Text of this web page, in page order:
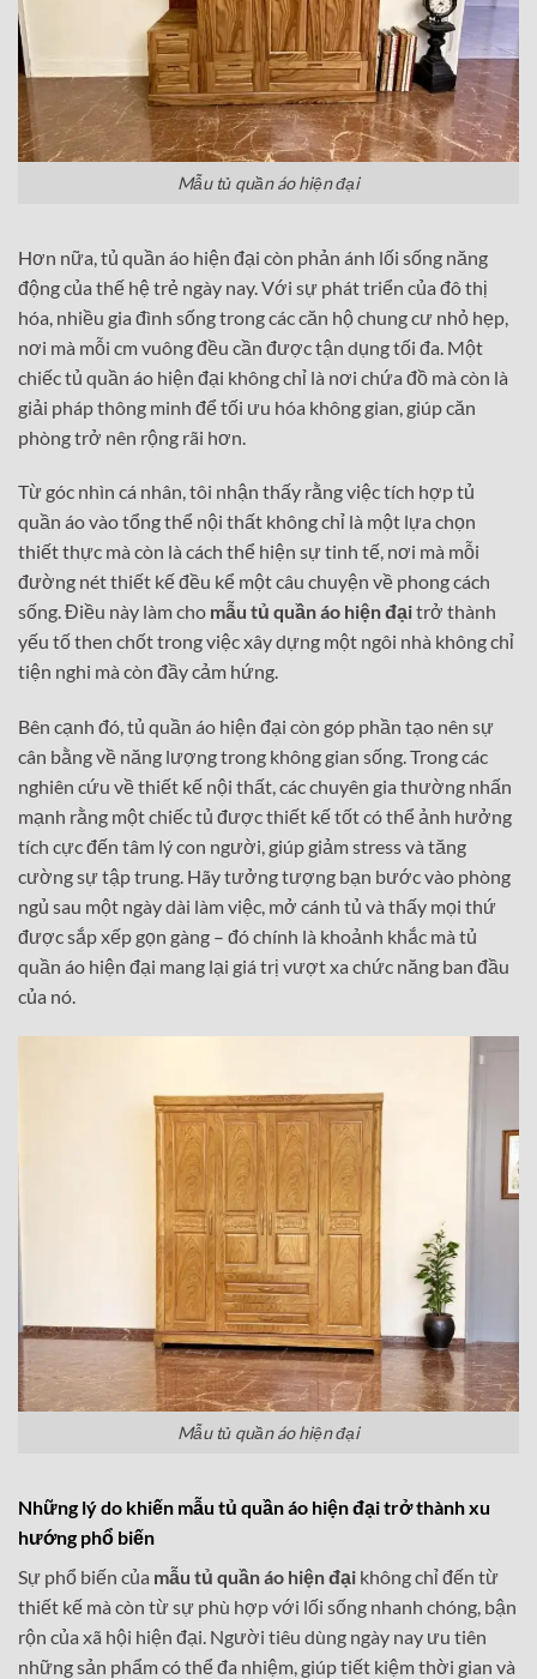
Mẫu tủ quần áo hiện đại
Hơn nữa, tủ quần áo hiện đại còn phản ánh lối sống năng
động của thế hệ trẻ ngày nay. Với sự phát triển của đô thị
hóa, nhiều gia đình sống trong các căn hộ chung cư nhỏ hẹp,
nơi mà mỗi cm vuông đều cần được tận dụng tối đa. Một
chiếc tủ quần áo hiện đại không chỉ là nơi chứa đồ mà còn là
giải pháp thông minh để tối ưu hóa không gian, giúp căn
phòng trở nên rộng rãi hơn.
Từ góc nhìn cá nhân, tôi nhận thấy rằng việc tích hợp tủ
quần áo vào tổng thể nội thất không chỉ là một lựa chọn
thiết thực mà còn là cách thể hiện sự tinh tế, nơi mà mỗi
đường nét thiết kế đều kể một câu chuyện về phong cách
sống. Điều này làm cho mẫu tủ quần áo hiện đạitrở thành
yếu tố then chốt trong việc xây dựng một ngôi nhà không chỉ
tiện nghi mà còn đầy cảm hứng.
Bên cạnh đó, tủ quần áo hiện đại còn góp phần tạo nên sự
cân bằng về năng lượng trong không gian sống. Trong các
nghiên cứu về thiết kế nội thất, các chuyên gia thường nhấn
mạnh rằng một chiếc tủ được thiết kế tốt có thể ảnh hưởng
tích cực đến tâm lý con người, giúp giảm stress và tăng
cường sự tập trung. Hãy tưởng tượng bạn bước vào phòng
ngủ sau một ngày dài làm việc, mở cánh tủ và thấy mọi thứ
được sắp xếp gọn gàng – đó chính là khoảnh khắc mà tủ
quần áo hiện đại mang lại giá trị vượt xa chức năng ban đầu
của nó.
Mẫu tủ quần áo hiện đại
Những lý do khiến mẫu tủ quần áo hiện đại trở thành xu
hướng phổ biến
Sự phổ biến của mẫu tủ quần áo hiện đại không chỉ đến từ
thiết kế mà còn từ sự phù hợp với lối sống nhanh chóng, bận
rộn của xã hội hiện đại. Người tiêu dùng ngày nay ưu tiên
những sản phẩm có thể đa nhiệm, giúp tiết kiệm thời gian và